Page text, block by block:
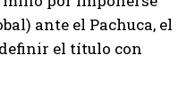
ante el Pachuca, el
el título con